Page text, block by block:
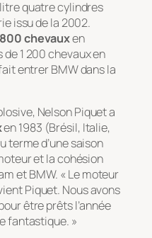
litre quatre cylindres
issu de la 2002.
800 chevauxen
1 200 chevaux en
entrer BMW dans la
Nelson Piquet a
en 1983 (Brésil, Italie,
terme d’une saison
et la cohésion
et BMW. « Le moteur
Piquet. Nous avons
être prêts l’année
fantastique. »